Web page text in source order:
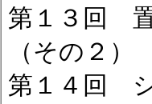
第１３回
（その２）
第１４回